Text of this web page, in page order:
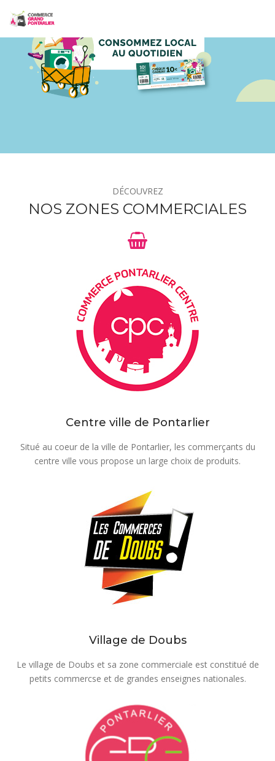
DÉCOUVREZ
NOS ZONES COMMERCIALES
Centre ville de Pontarlier
Situé au coeur de la ville de Pontarlier, les commerçants du
centre ville vous propose un large choix de produits.
Village de Doubs
Le village de Doubs et sa zone commerciale est constitué de
petits commercse et de grandes enseignes nationales.